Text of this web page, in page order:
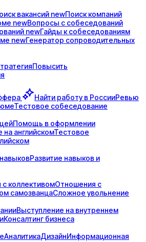
вакансий newПоисккомпаний
newВопросы с собеседований
newГайды ксобеседованиям
newГенератор сопроводительных
Повысить
Найти работу в РоссииРевью
Тестовое собеседование
Помощь в оформлении
английскомТестовое
Развитие навыков и
коллективомОтношения с
самозванцаСложное увольнение
Выступление на внутреннем
Консалтинг бизнеса
АналитикаДизайнИнформационная